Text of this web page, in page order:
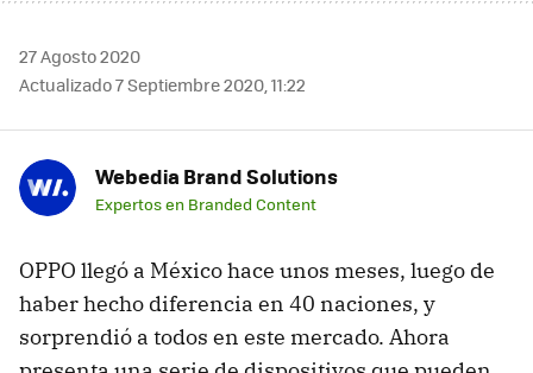
27 Agosto 2020
Actualizado 7 Septiembre 2020, 11:22
Webedia Brand Solutions
Expertos en Branded Content
OPPO llegó a México hace unos meses, luego de
haber hecho diferencia en 40 naciones, y
sorprendió a todos en este mercado. Ahora